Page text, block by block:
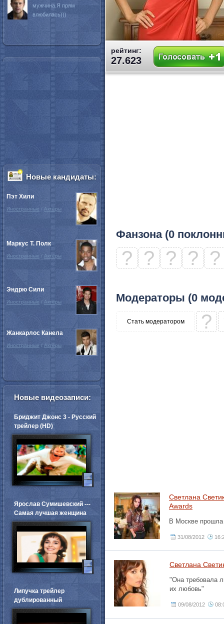
рейтинг:
27.623
Фанзона (0
? ? ? ? ?
Модераторы (0
Стать модератором ?
Светлана
Awards
В Москве прошла
31/08/2012
Светлана
"Она требовала
их любовь"
09/08/2012
мужчина.Я прям
влюбилась)))
Новые кандидаты:
Пэт Хили
Иностранные / Актёры
Маркус Т. Полк
Иностранные / Актёры
Эндрю Сили
Иностранные / Актёры
Жанкарлос Канела
Иностранные / Актёры
Новые видеозаписи:
Бриджит Джонс 3 - Русский
трейлер (HD)
Ярослав Сумишевский ---
Самая лучшая женщина
Липучка трейлер
дублированный